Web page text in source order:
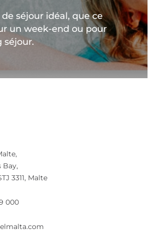
séjour idéal, que ce
un week-end ou pour
séjour.
Bay,
3311, Malte
000